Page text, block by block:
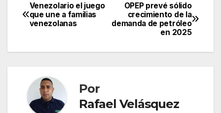
Navegación
de
entradas
OPEP prevé sólido
crecimiento de la
demanda de petróleo
en 2025
Venezolario el juego
que une a familias
venezolanas
Por
Rafael Velásquez